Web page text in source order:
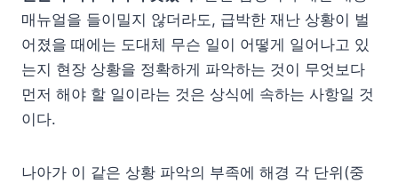
매뉴얼을 들이밀지 않더라도, 급박한 재난 상황이 벌
어졌을 때에는 도대체 무슨 일이 어떻게 일어나고 있
는지 현장 상황을 정확하게 파악하는 것이 무엇보다
먼저 해야 할 일이라는 것은 상식에 속하는 사항일 것
이다.
나아가 이 같은 상황 파악의 부족에 해경 각 단위(중